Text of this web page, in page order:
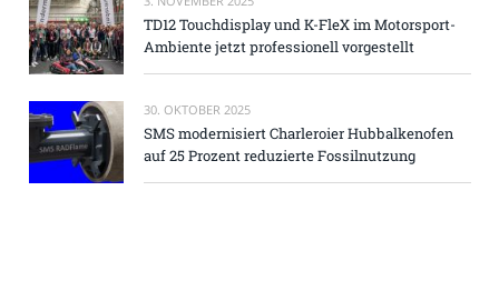
TD12 Touchdisplay und K-FleX im Motorsport-
Ambiente jetzt professionell vorgestellt
30. OKTOBER 2025
SMS modernisiert Charleroier Hubbalkenofen
auf 25 Prozent reduzierte Fossilnutzung